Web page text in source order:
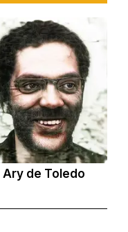
Ary de Toledo